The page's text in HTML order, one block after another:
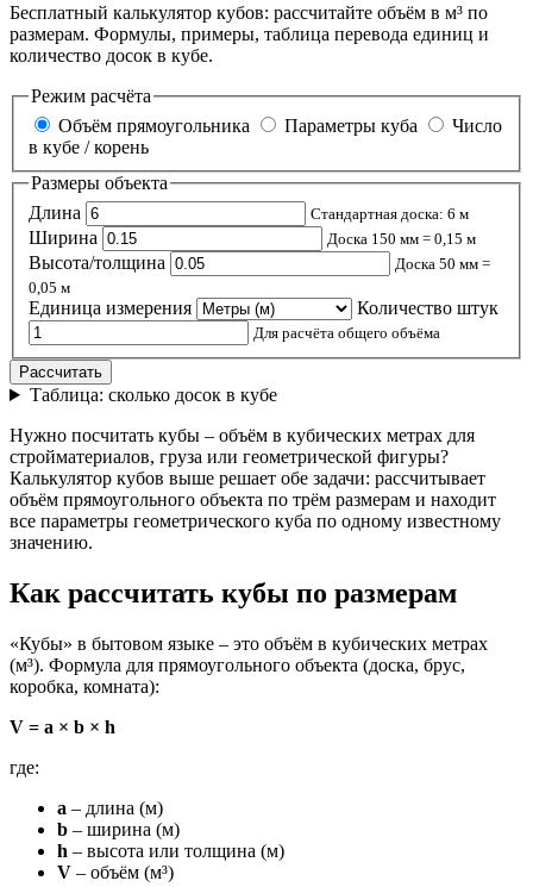
Бесплатный калькулятор кубов: рассчитайте объём в м³ по
размерам. Формулы, примеры, таблица перевода единиц и
количество досок в кубе.
Режим расчёта
Объём прямоугольника
Параметры куба
Число
в кубе / корень
Размеры объекта
Длина
Стандартная доска: 6 м
Ширина Доска 150 мм = 0,15 м
Высота/толщина
Доска 50 мм =
0,05 м
Единица измерения Количество штук
Для расчёта общего объёма
Рассчитать
Таблица: сколько досок в кубе
Нужно посчитать кубы – объём в кубических метрах для
стройматериалов, груза или геометрической фигуры?
Калькулятор кубов выше решает обе задачи: рассчитывает
объём прямоугольного объекта по трём размерам и находит
все параметры геометрического куба по одному известному
значению.
Как рассчитать кубы по размерам
«Кубы» в бытовом языке – это объём в кубических метрах
(м³). Формула для прямоугольного объекта (доска, брус,
коробка, комната):
V = a × b × h
где:
a – длина (м)
b – ширина (м)
h – высота или толщина (м)
V – объём (м³)